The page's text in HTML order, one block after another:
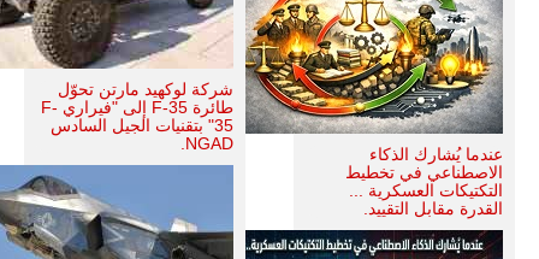
عندما يُشارك الذكاء
الاصطناعي في تخطيط
التكتيكات العسكرية ...
القدرة مقابل التقييد.
شركة لوكهيد مارتن تحوّل
طائرة F-35 إلى "فيراري F-
35" بتقنيات الجيل السادس
NGAD.